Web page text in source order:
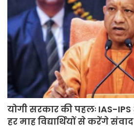
योगी सरकार की पहलः IAS-
हर माह विद्यार्थियों से करेंगे संवाद